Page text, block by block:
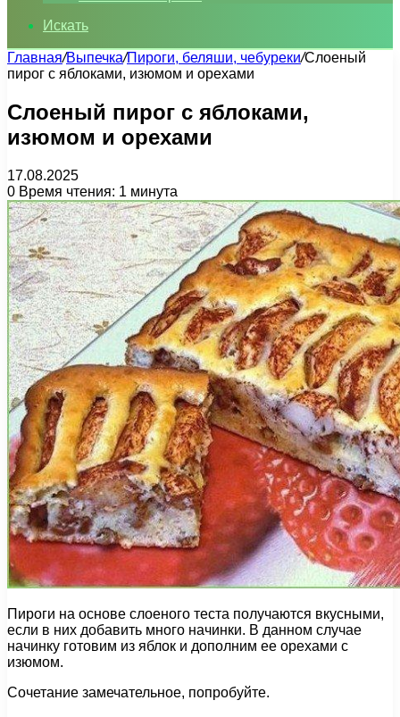
Искать
Главная/Выпечка/Пироги, беляши, чебуреки/Слоеный
пирог с яблоками, изюмом и орехами
Слоеный пирог с яблоками,
изюмом и орехами
17.08.2025
0 Время чтения: 1 минута
Пироги на основе слоеного теста получаются вкусными,
если в них добавить много начинки. В данном случае
начинку готовим из яблок и дополним ее орехами с
изюмом.
Сочетание замечательное, попробуйте.